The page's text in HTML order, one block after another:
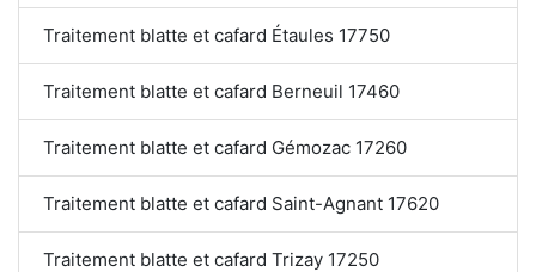
Traitement blatte et cafard Étaules 17750
Traitement blatte et cafard Berneuil 17460
Traitement blatte et cafard Gémozac 17260
Traitement blatte et cafard Saint-Agnant 17620
Traitement blatte et cafard Trizay 17250